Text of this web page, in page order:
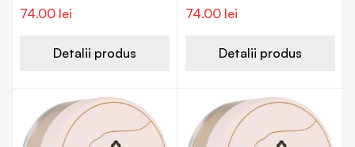
acoperire mare
74.00 lei
Detalii produs
acoperire mare
74.00 lei
Detalii produs